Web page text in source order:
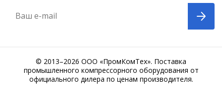
Ваш e-mail
© 2013–2026 ООО «ПромКомТех». Поставка
промышленного компрессорного оборудования от
официального дилера по ценам производителя.